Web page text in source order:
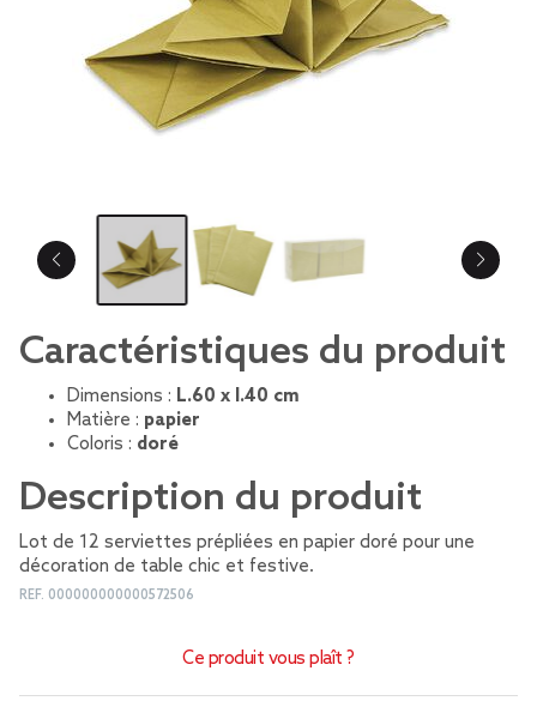
Caractéristiques du produit
Dimensions : L.60 x l.40 cm
Matière : papier
Coloris : doré
Description du produit
Lot de 12 serviettes prépliées en papier doré pour une
décoration de table chic et festive.
REF. 000000000000572506
Ce produit vous plaît ?